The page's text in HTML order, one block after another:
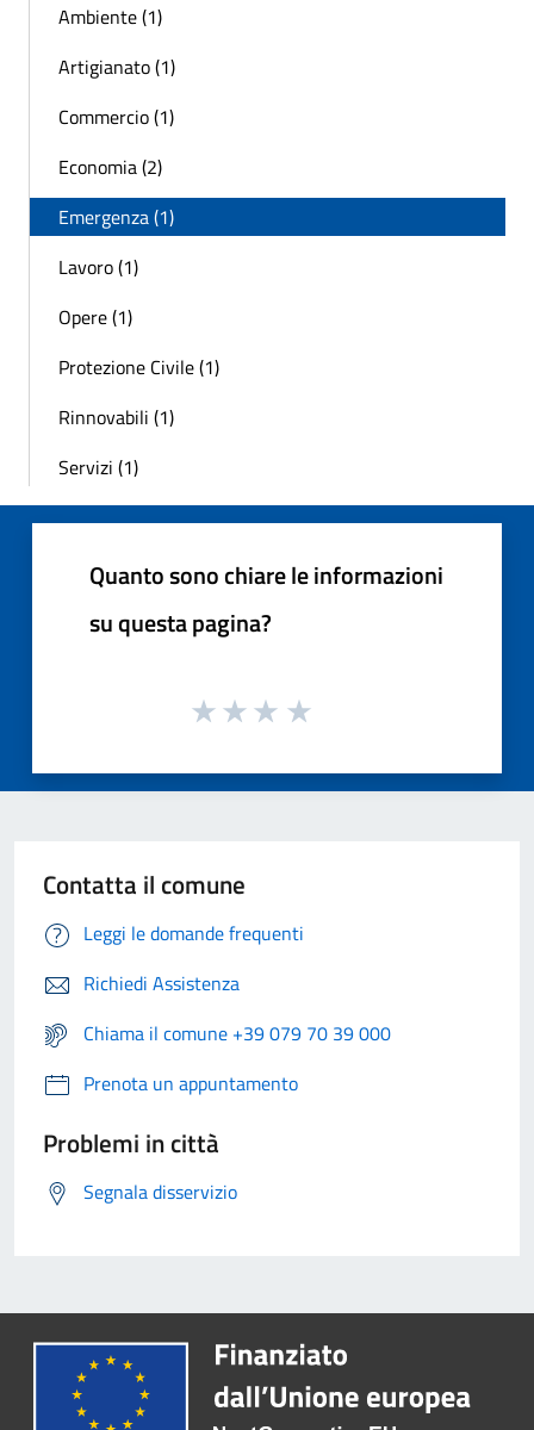
Ambiente (1)
Artigianato (1)
Commercio (1)
Economia (2)
Emergenza (1)
Lavoro (1)
Opere (1)
Protezione Civile (1)
Rinnovabili (1)
Servizi (1)
Quanto sono chiare le informazioni
su questa pagina?
Contatta il comune
Leggi le domande frequenti
Richiedi Assistenza
Chiama il comune +39 079 70 39 000
Prenota un appuntamento
Problemi in città
Segnala disservizio